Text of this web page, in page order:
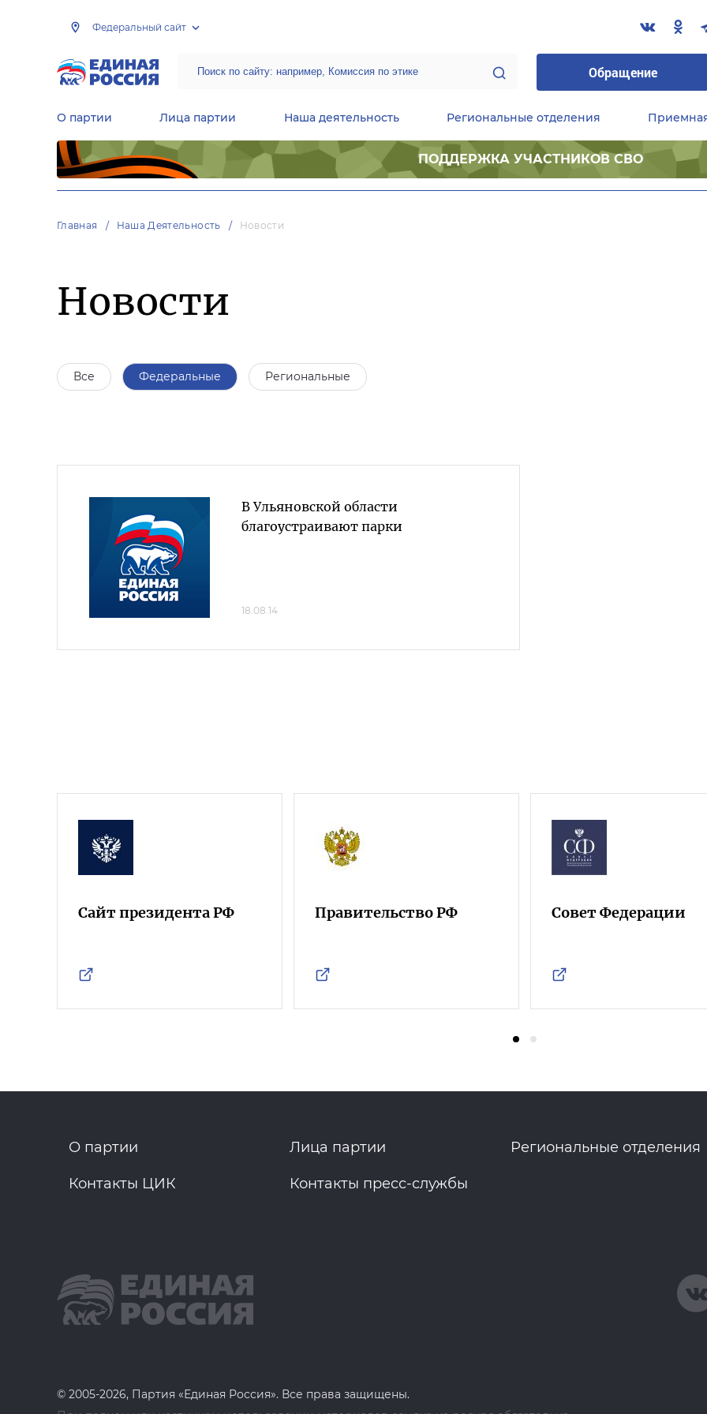
Федеральный сайт
Обращение
О партии Лица партии Наша деятельность Региональные отделения
ПОДДЕРЖКА УЧАСТНИКОВ СВО
Главная Наша Деятельность Новости
Новости
Все Федеральные Региональные
В Ульяновской области
благоустраивают парки
18.08.14
Сайт президента РФ Правительство РФ Совет Федерации
О партии Лица партии Региональные отделения
Контакты ЦИК Контакты пресс-службы
© 2005-2026, Партия «Единая Россия». Все права защищены.